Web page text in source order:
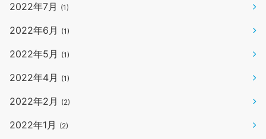
2022年7月 (1)
2022年6月 (1)
2022年5月 (1)
2022年4月 (1)
2022年2月 (2)
2022年1月 (2)